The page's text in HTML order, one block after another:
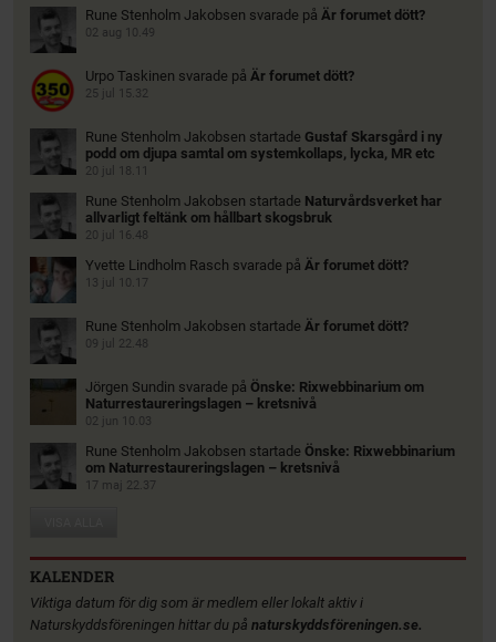
Rune Stenholm Jakobsen svarade på Är forumet dött?
02 aug 10.49
Urpo Taskinen svarade på Är forumet dött?
25 jul 15.32
Rune Stenholm Jakobsen startade Gustaf Skarsgård i ny
podd om djupa samtal om systemkollaps, lycka, MR etc
20 jul 18.11
Rune Stenholm Jakobsen startade Naturvårdsverket har
allvarligt feltänk om hållbart skogsbruk
20 jul 16.48
Yvette Lindholm Rasch svarade på Är forumet dött?
13 jul 10.17
Rune Stenholm Jakobsen startade Är forumet dött?
09 jul 22.48
Jörgen Sundin svarade på Önske: Rixwebbinarium om
Naturrestaureringslagen – kretsnivå
02 jun 10.03
Rune Stenholm Jakobsen startade Önske: Rixwebbinarium
om Naturrestaureringslagen – kretsnivå
17 maj 22.37
KALENDER
Viktiga datum för dig som är medlem eller lokalt aktiv i
Naturskyddsföreningen hittar du pånaturskyddsföreningen.se.